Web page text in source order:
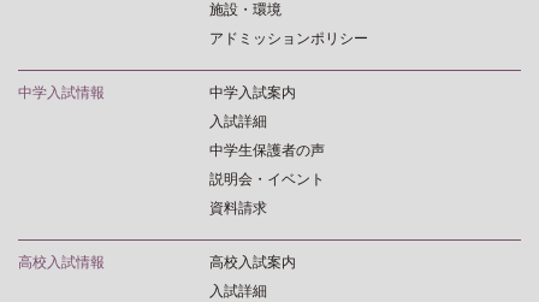
施設・環境
アドミッションポリシー
中学入試情報
中学入試案内
入試詳細
中学生保護者の声
説明会・イベント
資料請求
高校入試情報
高校入試案内
入試詳細